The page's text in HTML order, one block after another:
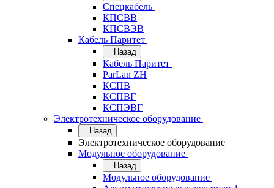
Спецкабель
КПСВВ
КПСВЭВ
Кабель Паритет
Назад
Кабель Паритет
ParLan ZH
КСПВ
КСПВГ
КСПЭВГ
Электротехническое оборудование
Назад
Электротехническое оборудование
Модульное оборудование
Назад
Модульное оборудование